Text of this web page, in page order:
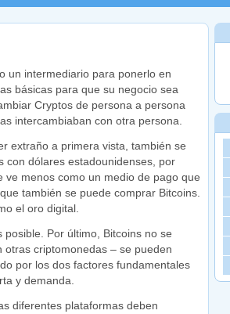
un intermediario para ponerlo en
básicas para que su negocio sea
Cryptos de persona a persona
intercambiaban con otra persona.
extraño a primera vista, también se
con dólares estadounidenses, por
menos como un medio de pago que
también se puede comprar Bitcoins.
el oro digital.
Por último, Bitcoins no se
criptomonedas – se pueden
por los dos factores fundamentales
y demanda.
diferentes plataformas deben